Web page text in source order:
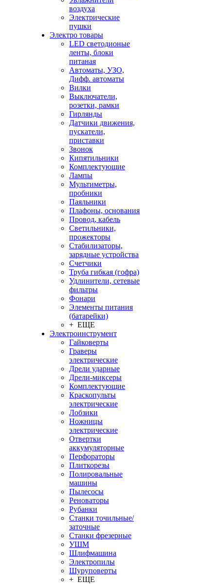
воздуха
Электрические
пушки
Электро товары
LED светодионые
ленты, блоки
питаная
Автоматы, УЗО,
Дифф. автоматы
Вилки
Выключатели,
розетки, рамки
Гирлянды
Датчики движения,
пускатели,
приставки
Звонок
Кипятильники
Комплектующие
Лампы
Мультиметры,
пробники
Паяльники
Плафоны, основания
Провод, кабель
Светильники,
прожекторы
Стабилизаторы,
зарядные устройства
Счетчики
Труба гибкая (гофра)
Удлинители, сетевые
фильтры
Фонари
Элементы питания
(батарейки)
+ ЕЩЕ
Электроинструмент
Гайковерты
Граверы
электрические
Дрели ударные
Дрели-миксеры
Комплектующие
Краскопульты
электрические
Лобзики
Ножницы
электрические
Отвертки
аккумуляторные
Перфораторы
Плиткорезы
Полировальные
машины
Пылесосы
Реноваторы
Рубанки
Станки точильные/
заточные
Станки фрезерные
УШМ
Шлифмашина
Электропилы
Шуруповерты
+ ЕЩЕ